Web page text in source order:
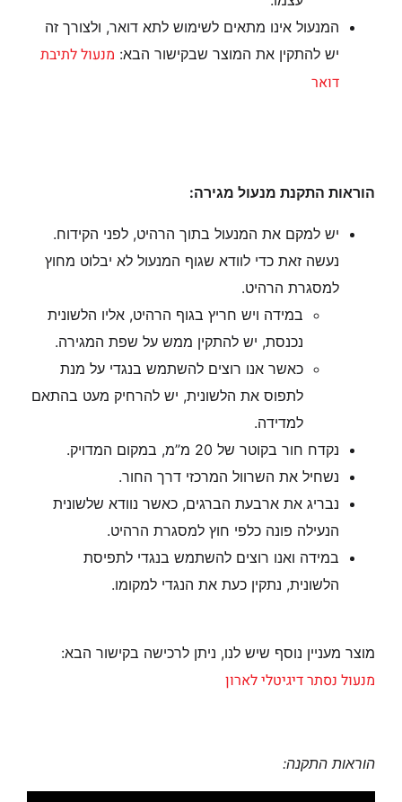
המנעול אינו מתאים לשימוש לתא דואר, ולצורך זה
יש להתקין את המוצר שבקישור הבא: מנעול לתיבת
דואר
הוראות התקנת מנעול מגירה:
יש למקם את המנעול בתוך הרהיט, לפני הקידוח.
נעשה זאת כדי לוודא שגוף המנעול לא יבלוט מחוץ
למסגרת הרהיט.
במידה ויש חריץ בגוף הרהיט, אליו הלשונית
נכנסת, יש להתקין ממש על שפת המגירה.
כאשר אנו רוצים להשתמש בנגדי על מנת
לתפוס את הלשונית, יש להרחיק מעט בהתאם
למדידה.
נקדח חור בקוטר של 20 מ”מ, במקום המדויק.
נשחיל את השרוול המרכזי דרך החור.
נבריג את ארבעת הברגים, כאשר נוודא שלשונית
הנעילה פונה כלפי חוץ למסגרת הרהיט.
במידה ואנו רוצים להשתמש בנגדי לתפיסת
הלשונית, נתקין כעת את הנגדי למקומו.
מוצר מעניין נוסף שיש לנו, ניתן לרכישה בקישור הבא:
מנעול נסתר דיגיטלי לארון
הוראות התקנה: